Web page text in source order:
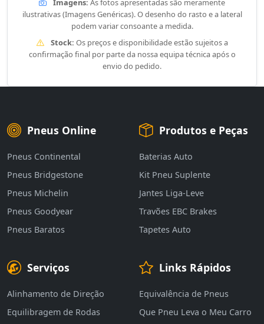
Imagens: As fotos apresentadas são meramente
ilustrativas (Imagens Genéricas). O desenho do rasto e a lateral
podem variar consoante a medida.
Stock: Os preços e disponibilidade estão sujeitos a
confirmação final por parte da nossa equipa técnica após o
envio do pedido.
Pneus Online
Pneus Continental
Pneus Bridgestone
Pneus Michelin
Pneus Goodyear
Pneus Baratos
Produtos e Peças
Baterias Auto
Kit Pneu Suplente
Jantes Liga-Leve
Travões EBC Brakes
Tapetes Auto
Serviços
Alinhamento de Direção
Equilibragem de Rodas
Links Rápidos
Equivalência de Pneus
Que Pneu Leva o Meu Carro